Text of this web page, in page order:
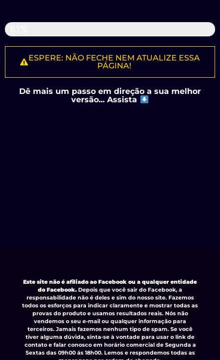
ESPERE: NÃO FECHE NEM ATUALIZE ESSA
PÁGINA!
Dê mais um passo em direção a sua melhor
versão... Assista
Este site não é afiliado ao Facebook ou a qualquer entidade
do Facebook. Depois que você sair do Facebook, a
responsabilidade não é deles e sim do nosso site. Fazemos
todos os esforços para indicar claramente e mostrar todas as
provas do produto e usamos resultados reais. Nós não
vendemos o seu e-mail ou qualquer informação para
terceiros. Jamais fazemos nenhum tipo de spam. Se você
tiver alguma dúvida, sinta-se à vontade para usar o link de
contato e falar conosco em horário comercial de Segunda a
Sextas das 09h00 ás 18h00. Lemos e respondemos todas as